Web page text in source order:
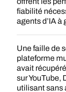
fiabilité
agents d’IA à
Une faille de
plateforme
avait
sur YouTube,
utilisant sans